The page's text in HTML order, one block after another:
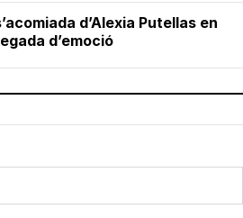
d’Alexia Putellas en
d’emoció